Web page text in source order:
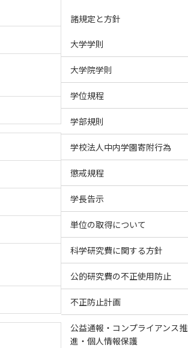
諸規定と方針
大学学則
大学院学則
学位規程
学部規則
学校法人中内学園寄附行為
懲戒規程
学長告示
単位の取得について
科学研究費に関する方針
公的研究費の不正使用防止
不正防止計画
公益通報・コンプライアンス推
進・個人情報保護